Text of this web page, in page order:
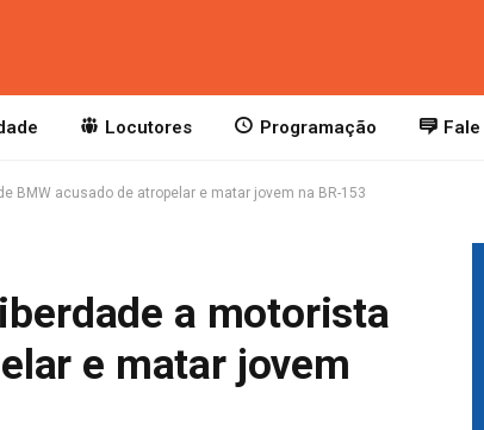
Locutores Programação
BMW acusado de atropelar e matar jovem na BR-153
a motorista
e matar jovem